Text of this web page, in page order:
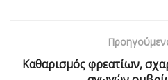
Καθαρισμός φρεατίων,